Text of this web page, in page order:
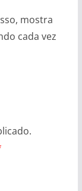
mostra
cada vez